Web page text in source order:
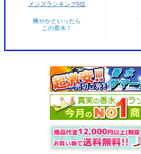
メンズランキング6位
爽やかといったら
この香水！